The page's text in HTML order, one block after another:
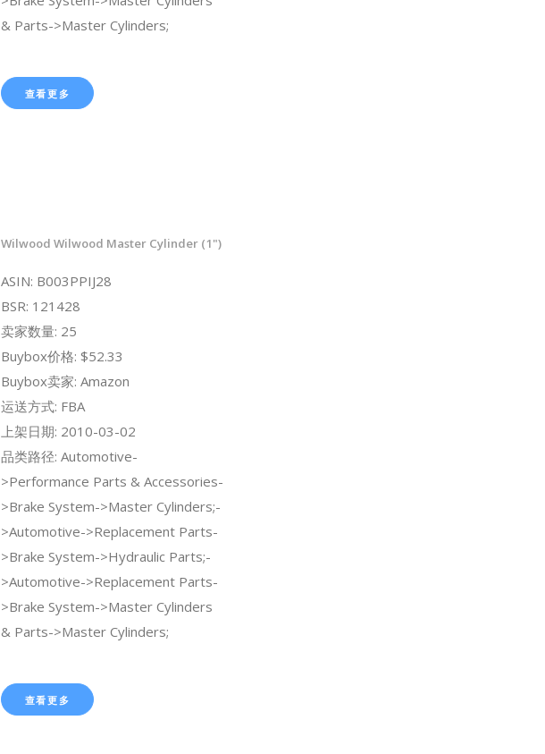
& Parts->Master Cylinders;
查看更多
Wilwood Wilwood Master Cylinder (1")
ASIN: B003PPIJ28
BSR: 121428
卖家数量: 25
Buybox价格: $52.33
Buybox卖家: Amazon
运送方式: FBA
上架日期: 2010-03-02
品类路径: Automotive-
>Performance Parts & Accessories-
>Brake System->Master Cylinders;-
>Automotive->Replacement Parts-
>Brake System->Hydraulic Parts;-
>Automotive->Replacement Parts-
>Brake System->Master Cylinders
& Parts->Master Cylinders;
查看更多